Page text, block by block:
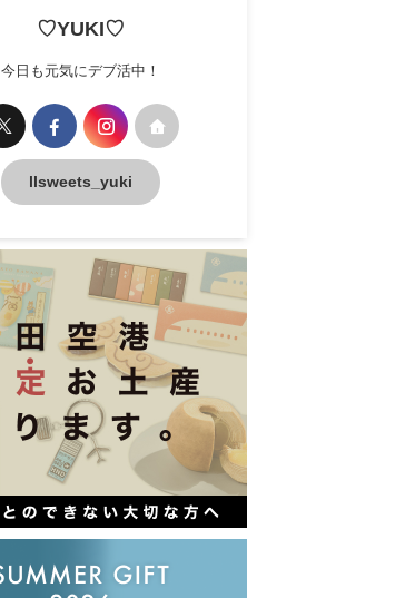
♡YUKI♡
今日も元気にデブ活中！
llsweets_yuki